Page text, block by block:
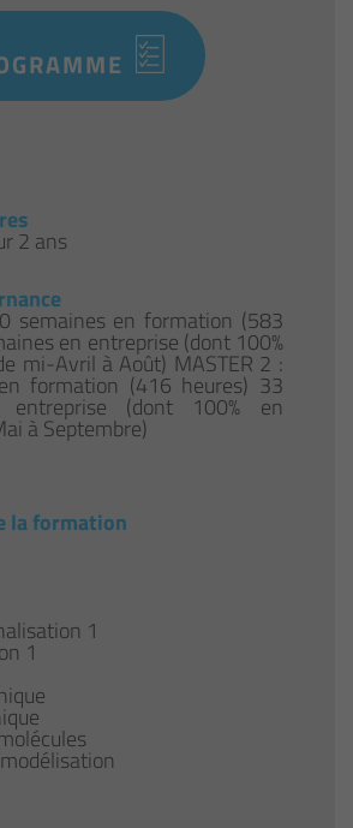
2 ans
semaines en formation (583
en entreprise (dont 100%
mi-Avril à Août) MASTER 2 :
formation (416 heures) 33
entreprise (dont 100% en
à Septembre)
la formation
1
1